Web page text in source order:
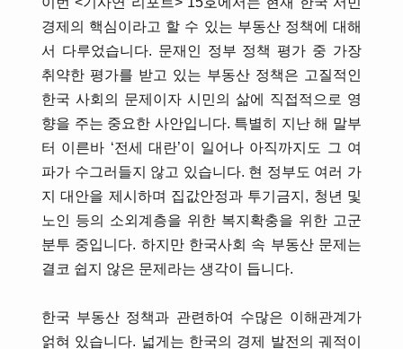
경제의 핵심이라고 할 수 있는 부동산 정책에 대해
서 다루었습니다. 문재인 정부 정책 평가 중 가장
취약한 평가를 받고 있는 부동산 정책은 고질적인
한국 사회의 문제이자 시민의 삶에 직접적으로 영
향을 주는 중요한 사안입니다. 특별히 지난 해 말부
터 이른바 ‘전세 대란’이 일어나 아직까지도 그 여
파가 수그러들지 않고 있습니다. 현 정부도 여러 가
지 대안을 제시하며 집값안정과 투기금지, 청년 및
노인 등의 소외계층을 위한 복지확충을 위한 고군
분투 중입니다. 하지만 한국사회 속 부동산 문제는
결코 쉽지 않은 문제라는 생각이 듭니다.
한국 부동산 정책과 관련하여 수많은 이해관계가
얽혀 있습니다. 넓게는 한국의 경제 발전의 궤적이